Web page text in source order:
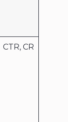
CTR, CR